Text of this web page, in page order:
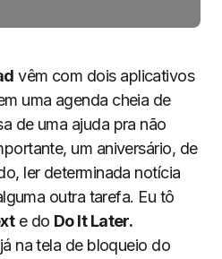
vêm com dois aplicativos
uma agenda cheia de
de uma ajuda pra não
um aniversário, de
ler determinada notícia
outra tarefa. Eu tô
e do Do It Later.
na tela de bloqueio do